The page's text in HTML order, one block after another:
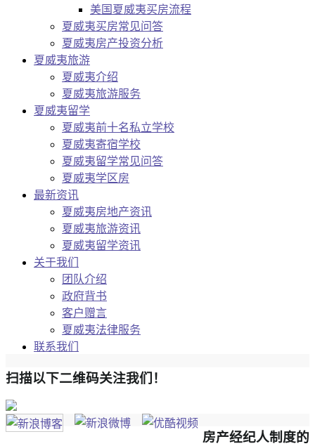
美国夏威夷买房流程
夏威夷买房常见问答
夏威夷房产投资分析
夏威夷旅游
夏威夷介绍
夏威夷旅游服务
夏威夷留学
夏威夷前十名私立学校
夏威夷寄宿学校
夏威夷留学常见问答
夏威夷学区房
最新资讯
夏威夷房地产资讯
夏威夷旅游资讯
夏威夷留学资讯
关于我们
团队介绍
政府背书
客户赠言
夏威夷法律服务
联系我们
扫描以下二维码关注我们！
房产经纪人制度的